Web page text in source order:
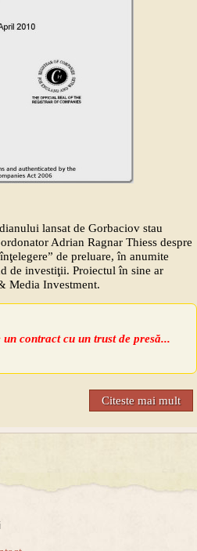
lansat de Gorbaciov stau
Adrian Ragnar Thiess despre
de preluare, în anumite
de investiţii. Proiectul în sine ar
Media Investment.
contract cu un trust de presă...
Citeste mai mult